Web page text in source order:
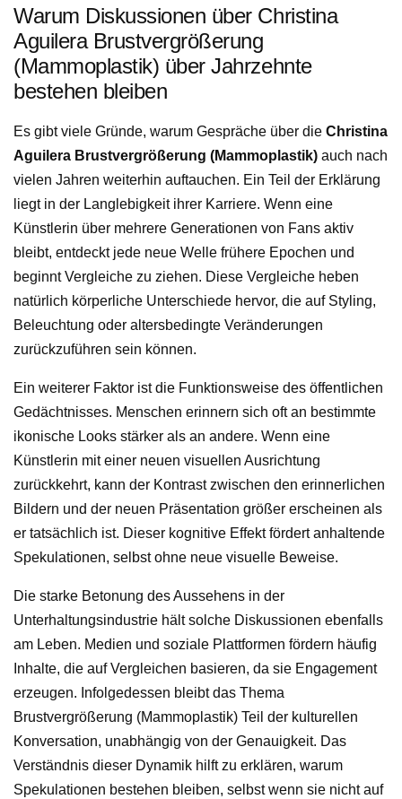
Warum Diskussionen über Christina
Aguilera Brustvergrößerung
(Mammoplastik) über Jahrzehnte
bestehen bleiben
Es gibt viele Gründe, warum Gespräche über die Christina
Aguilera Brustvergrößerung (Mammoplastik) auch nach
vielen Jahren weiterhin auftauchen. Ein Teil der Erklärung
liegt in der Langlebigkeit ihrer Karriere. Wenn eine
Künstlerin über mehrere Generationen von Fans aktiv
bleibt, entdeckt jede neue Welle frühere Epochen und
beginnt Vergleiche zu ziehen. Diese Vergleiche heben
natürlich körperliche Unterschiede hervor, die auf Styling,
Beleuchtung oder altersbedingte Veränderungen
zurückzuführen sein können.
Ein weiterer Faktor ist die Funktionsweise des öffentlichen
Gedächtnisses. Menschen erinnern sich oft an bestimmte
ikonische Looks stärker als an andere. Wenn eine
Künstlerin mit einer neuen visuellen Ausrichtung
zurückkehrt, kann der Kontrast zwischen den erinnerlichen
Bildern und der neuen Präsentation größer erscheinen als
er tatsächlich ist. Dieser kognitive Effekt fördert anhaltende
Spekulationen, selbst ohne neue visuelle Beweise.
Die starke Betonung des Aussehens in der
Unterhaltungsindustrie hält solche Diskussionen ebenfalls
am Leben. Medien und soziale Plattformen fördern häufig
Inhalte, die auf Vergleichen basieren, da sie Engagement
erzeugen. Infolgedessen bleibt das Thema
Brustvergrößerung (Mammoplastik) Teil der kulturellen
Konversation, unabhängig von der Genauigkeit. Das
Verständnis dieser Dynamik hilft zu erklären, warum
Spekulationen bestehen bleiben, selbst wenn sie nicht auf